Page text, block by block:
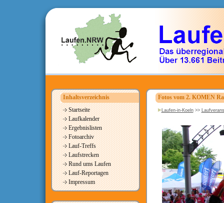
Inhaltsverzeichnis
Startseite
Laufkalender
Ergebnislisten
Fotoarchiv
Lauf-Treffs
Laufstrecken
Rund ums Laufen
Lauf-Reportagen
Impressum
Fotos vom 2. KOMEN
Laufen-in-Koeln>>